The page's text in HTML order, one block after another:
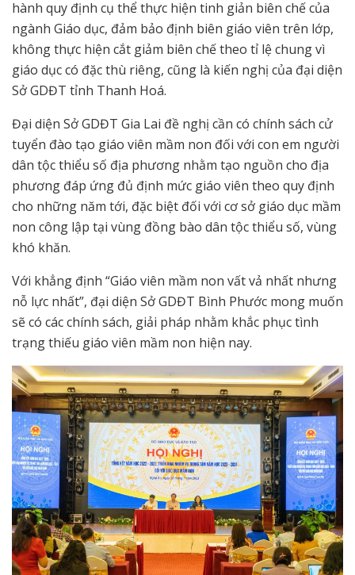
hành quy định cụ thể thực hiện tinh giản biên chế của
ngành Giáo dục, đảm bảo định biên giáo viên trên lớp,
không thực hiện cắt giảm biên chế theo tỉ lệ chung vì
giáo dục có đặc thù riêng, cũng là kiến nghị của đại diện
Sở GDĐT tỉnh Thanh Hoá.
Đại diện Sở GDĐT Gia Lai đề nghị cần có chính sách cử
tuyển đào tạo giáo viên mầm non đối với con em người
dân tộc thiểu số địa phương nhằm tạo nguồn cho địa
phương đáp ứng đủ định mức giáo viên theo quy định
cho những năm tới, đặc biệt đối với cơ sở giáo dục mầm
non công lập tại vùng đồng bào dân tộc thiểu số, vùng
khó khăn.
Với khẳng định “Giáo viên mầm non vất vả nhất nhưng
nỗ lực nhất”, đại diện Sở GDĐT Bình Phước mong muốn
sẽ có các chính sách, giải pháp nhằm khắc phục tình
trạng thiếu giáo viên mầm non hiện nay.